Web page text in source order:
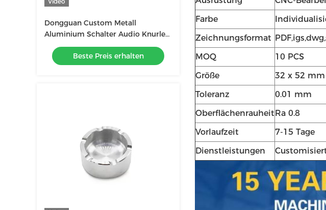
Dongguan Custom Metall
Aluminium Schalter Audio Knurled
Gitarre Lautstärkeregulierung
Potentiometer Knopf
Beste Preis erhalten
Farbe
Zeichnungsformat
MOQ
10 PCS
Größe
32 x 52 mm
Toleranz
0.01 mm
OberflächenrauheitRa 0.8
Vorlaufzeit
7-15 Tage
Dienstleistungen